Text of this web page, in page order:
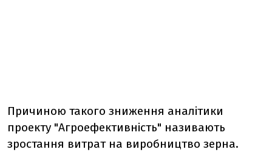
Причиною такого зниження аналітики
проекту "Агроефективність" називають
зростання витрат на виробництво зерна.